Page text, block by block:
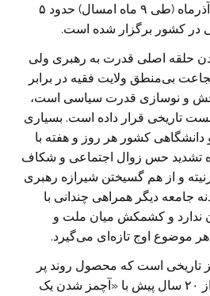
اسلامی اعلام کرد تا آخر آذرماه (طی ۹ ماه امسال) حدود ۵
در کشور برگزار شده است.
حلقه اصلی قدرت به رهبری ولی
بی‌منطق ولایت فقیه در برابر
و نوسازی قدرت سیاسی است،
تاریخی قرار داده است. بسیاری
دانشگاهی کشور هر روز و هفته با
تشدید حس زوال اجتماعی و شکاف
و از هم گسیختن شیرازه رهبری
جامعه دیگر همراهی چندانی با
ندارد و کشمکش میان ملت و
موضوع اوج تازه‌ای می‌گیرد.
تاریخی است که محصول روند پر
کشاکشی است که بیش از ۲۰ سال پیش با «آچمز شدن یک